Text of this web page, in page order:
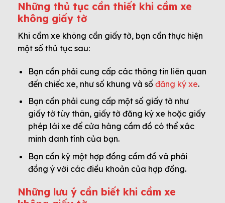
Những thủ tục cần thiết khi cầm xe
không giấy tờ
Khi cầm xe không cần giấy tờ, bạn cần thực hiện
một số thủ tục sau:
Bạn cần phải cung cấp các thông tin liên quan
đến chiếc xe, như số khung và số đăng ký xe.
Bạn cần phải cung cấp một số giấy tờ như
giấy tờ tùy thân, giấy tờ đăng ký xe hoặc giấy
phép lái xe để cửa hàng cầm đồ có thể xác
minh danh tính của bạn.
Bạn cần ký một hợp đồng cầm đồ và phải
đồng ý với các điều khoản của hợp đồng.
Những lưu ý cần biết khi cầm xe